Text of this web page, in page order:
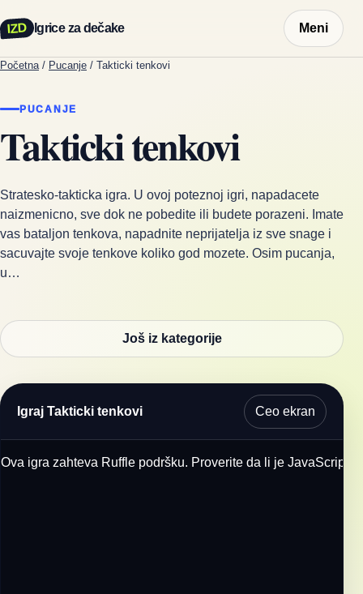
IZD Igrice za dečake Meni
Početna / Pucanje / Takticki tenkovi
PUCANJE
Takticki tenkovi
Stratesko-takticka igra. U ovoj poteznoj igri, napadacete
naizmenicno, sve dok ne pobedite ili budete porazeni. Imate
vas bataljon tenkova, napadnite neprijatelja iz sve snage i
sacuvajte svoje tenkove koliko god mozete. Osim pucanja,
u…
Još iz kategorije
Igraj Takticki tenkovi Ceo ekran
Ova igra zahteva Ruffle podršku. Proverite da li je JavaScript